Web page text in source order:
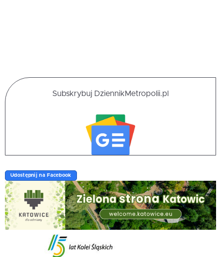
Subskrybuj DziennikMetropolii.pl
Udostępnij na Facebook